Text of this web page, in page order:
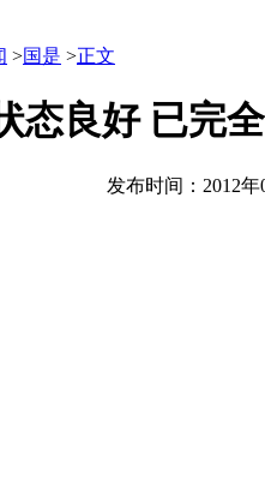
>国是 >正文
态良好 已完
发布时间：2012年